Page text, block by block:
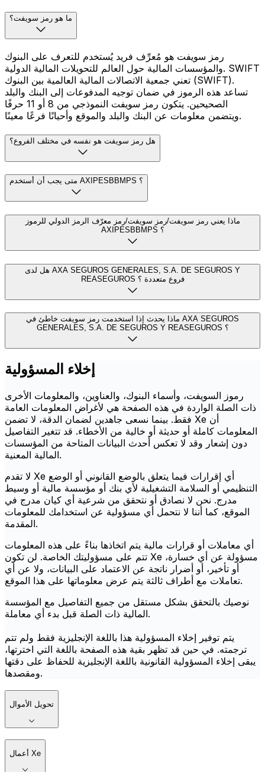
ما هو رمز سويفت؟
رمز سويفت هو مُعرِّف فريد يُستخدم للتعرف على البنوك
والمؤسسات المالية حول العالم للتحويلات المالية الدولية. SWIFT
تعني جمعية الاتصالات المالية العالمية بين البنوك (SWIFT).
تساعد هذه الرموز في ضمان توجيه المدفوعات إلى البنك والبلد
الصحيحين. يتكون رمز سويفت النموذجي من 8 أو 11 حرفًا
ويتضمن معلومات عن البنك والبلد والموقع وأحيانًا فرعًا معينًا.
هل رمز سويفت هو نفسه في مختلف الفروع؟
متى يجب أن أستخدم AXIPESBBMPS ؟
ماذا يعني رمز سويفت/رمز سويفت/رمز معرّف الرمز الدولي للرموز
AXIPESBBMPS ؟
هل لدى AXA SEGUROS GENERALES, S.A. DE SEGUROS Y
REASEGUROS فروع متعددة ؟
ماذا يحدث إذا استخدمت رمز سويفت خاطئ في AXA SEGUROS
GENERALES, S.A. DE SEGUROS Y REASEGUROS ؟
إخلاء المسؤولية
رموز السويفت، وأسماء البنوك، والعناوين، والمعلومات الأخرى
ذات الصلة الواردة في هذه الصفحة هي لأغراض المعلومات العامة
فقط. بينما نسعى جاهدين لضمان الدقة، لا تضمن Xe أن
المعلومات كاملة أو حديثة أو خالية من الأخطاء. قد تتغير التفاصيل
دون إشعار وقد لا تعكس أحدث البيانات المتاحة من المؤسسات
المالية المعنية.
لا تقدم Xe أي إقرارات فيما يتعلق بالوضع القانوني أو الوضع
التنظيمي أو السلامة التشغيلية لأي بنك أو مؤسسة مالية أو وسيط
مدرج. نحن لا نصادق أو نتحقق من شرعية أي كيان مدرج في
الموقع، كما أننا لا نتحمل أي مسؤولية عن استخدامك للمعلومات
المقدمة.
أي معاملات أو قرارات مالية يتم اتخاذها بناءً على هذه المعلومات
تتم على مسؤوليتك الخاصة. لن تكون Xe مسؤولة عن أي خسارة،
أو تأخير، أو أضرار ناتجة عن الاعتماد على البيانات، ولا عن أي
تعاملات مع أطراف ثالثة يتم عرض معلوماتها على هذا الموقع.
نوصيك بالتحقق بشكل مستقل من جميع التفاصيل مع المؤسسة
المالية ذات الصلة قبل بدء أي معاملة.
يتم توفير إخلاء المسؤولية هذا باللغة الإنجليزية فقط ولم تتم
ترجمته. في حين قد تظهر بقية هذه الصفحة باللغة التي اخترتها،
يبقى إخلاء المسؤولية القانونية باللغة الإنجليزية للحفاظ على دقتها
ومقصدها.
تحويل الأموال
أعمال Xe